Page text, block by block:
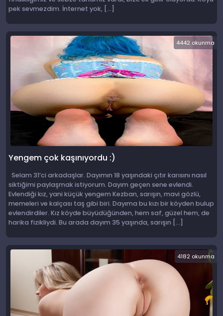
pek sevmezdim. İnternet yok, […]
4442 okunma
Yengem çok kaşınıyordu :)
Selam 31’ci arkadaşlar. Dayımın 18 yaşındaki çıtır karısını nasıl
siktiğimi paylaşmak istiyorum. Dayım geçen sene evlendi.
Evlendiği kız, yani küçük yengem Kezban, sarışın, mavi gözlü,
memeleri ve kalçası taş gibi biri. Dayıma bu kızı bir köyden bulup
evlendirdiler. Kız köyde büyüdüğünden, hem saf, güzel hem, de
harika fizikliydi. Bu arada dayım 35 yaşında, sarışın […]
4182 okunma